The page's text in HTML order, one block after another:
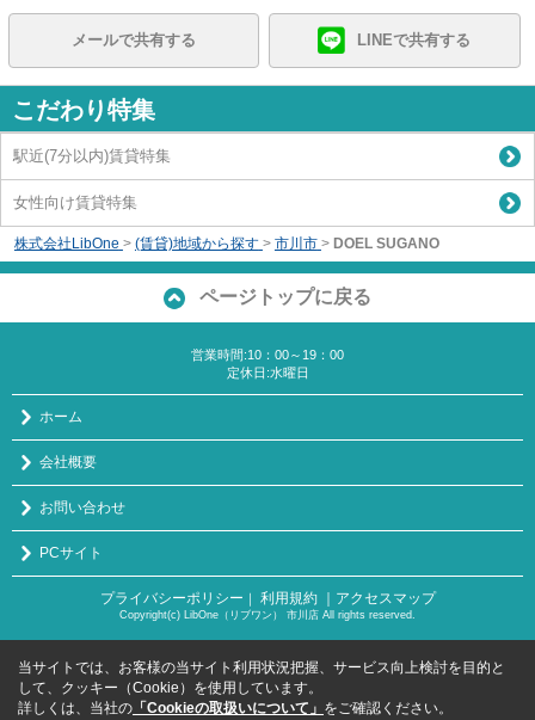
メールで共有する LINEで共有する
こだわり特集
駅近(7分以内)賃貸特集
女性向け賃貸特集
株式会社LibOne > (賃貸)地域から探す > 市川市 > DOEL SUGANO
ページトップに戻る
営業時間:10：00～19：00
定休日:水曜日
ホーム
会社概要
お問い合わせ
PCサイト
プライバシーポリシー 利用規約 ｜アクセスマップ
Copyright(c) LibOne（リブワン） 市川店 All rights reserved.
当サイトでは、お客様の当サイト利用状況把握、サービス向上検討を目的と
して、クッキー（Cookie）を使用しています。
詳しくは、当社の 「Cookieの取扱いについて」 をご確認ください。